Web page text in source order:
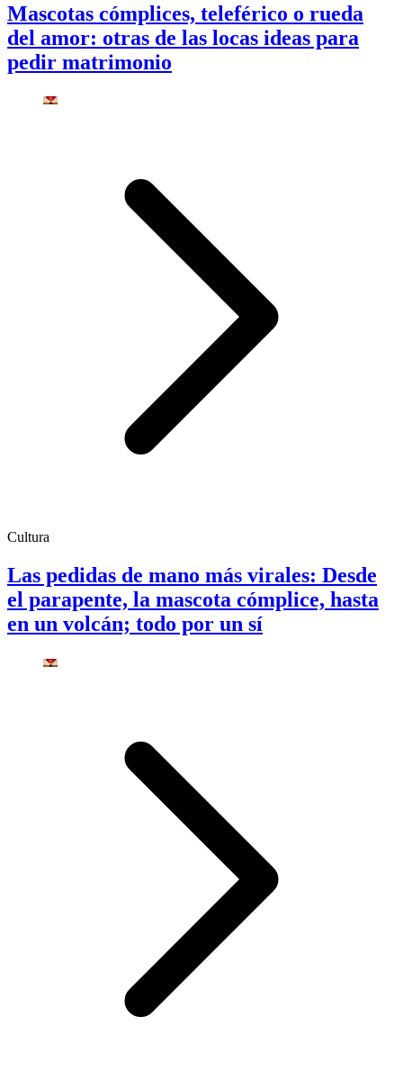
Mascotas cómplices, teleférico o rueda
del amor: otras de las locas ideas para
pedir matrimonio
Cultura
Las pedidas de mano más virales: Desde
el parapente, la mascota cómplice, hasta
en un volcán; todo por un sí